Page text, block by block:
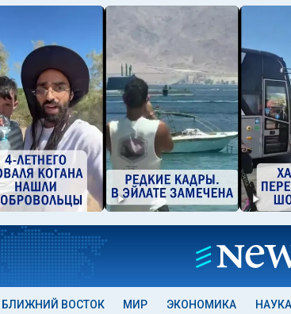
БЛИЖНИЙ ВОСТОК МИР ЭКОНОМИКА